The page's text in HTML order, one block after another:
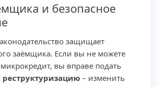
и безопасное
защищает
заёмщика. Если вы не можете
вы вправе подать
реструктуризацию – изменить